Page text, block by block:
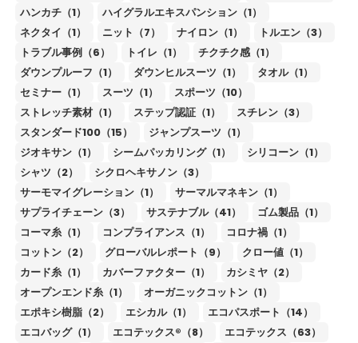
ハンカチ（1）
ハイグラルエキスパンション（1）
ネクタイ（1）
ニット（7） ナイロン（1）
トルエン（3）
トラブル事例（6）
トイレ（1）
チクチク感（1）
ダウンプルーフ（1）
ダウンヒルスーツ（1）
タオル（1）
セミナー（1）
スーツ（1）
スポーツ（10）
ストレッチ素材（1）
ステップ認証（1）
スチレン（3）
スタンダード100（15）
ジャンプスーツ（1）
ジオキサン（1）
シームパッカリング（1）
シリコーン（1）
シャツ（2）
シクロヘキサノン（3）
サーモマイグレーション（1）
サーマルマネキン（1）
サプライチェーン（3）
サステナブル（41）
ゴム製品（1）
コーマ糸（1）
コンプライアンス（1）
コロナ禍（1）
コットン（2）
グローバルレポート（9）
クロー値（1）
カード糸（1）
カバーファクター（1）
カシミヤ（2）
オープンエンド糸（1）
オーガニックコットン（1）
エポキシ樹脂（2）
エシカル（1）
エコパスポート（14）
エコバッグ（1）
エコテックス®（8）
エコテックス（63）